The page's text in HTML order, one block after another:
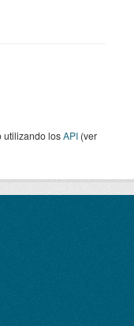
utilizando losAPI (ver